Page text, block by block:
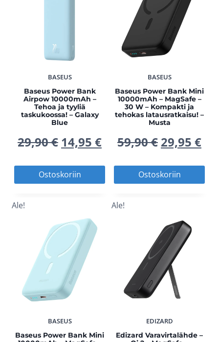
BASEUS
Baseus Power Bank
Airpow 10000mAh –
Tehoa ja tyyliä
taskukoossa! – Galaxy
Blue
29,90€ Alkuperäinen
hinta
oli:
14,95 €Nykyinen
hinta
on:
14,95 €.
Ostoskoriin
BASEUS
Baseus Power Bank Mini
10000mAh – MagSafe –
30 W – Kompakti ja
tehokas latausratkaisu! –
Musta
59,90€
hinta
oli:
29,95 €
on:
Ostoskoriin
Ale!
BASEUS
Baseus Power Bank Mini
Ale!
EDIZARD
Edizard Varavirtalähde –